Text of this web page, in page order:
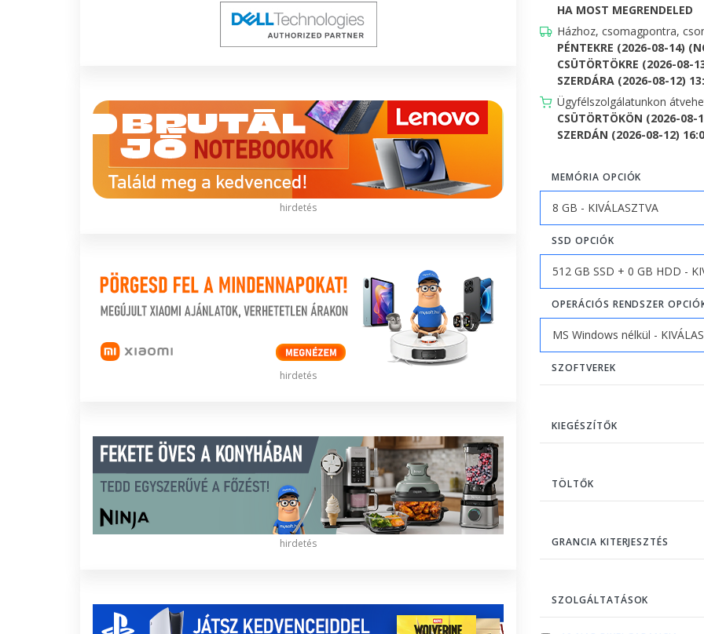
hirdetés
hirdetés
hirdetés
HA MOST MEGRENDELED
Házhoz, csomagpontra,
PÉNTEKRE (2026-08-14)
CSÜTÖRTÖKRE (2026-08-
SZERDÁRA (2026-08-12)
Ügyfélszolgálatunkon
CSÜTÖRTÖKÖN (2026-
SZERDÁN (2026-08-12)
MEMÓRIA OPCIÓK
SSD OPCIÓK
OPERÁCIÓS RENDSZER
SZOFTVEREK
KIEGÉSZÍTŐK
TÖLTŐK
GRANCIA KITERJESZTÉS
SZOLGÁLTATÁSOK